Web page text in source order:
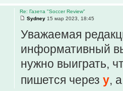
Re: Газета "Soccer Review"
Sydney 15 мар 2023, 18:45
Уважаемая
информативный
нужно выиграть,
пишется через y,